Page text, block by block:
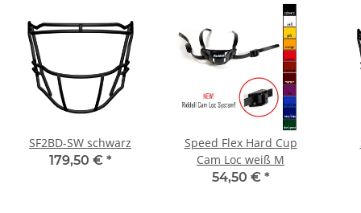
179,50 €*
Speed Flex Hard Cup
Cam Loc weiß M
54,50 €*